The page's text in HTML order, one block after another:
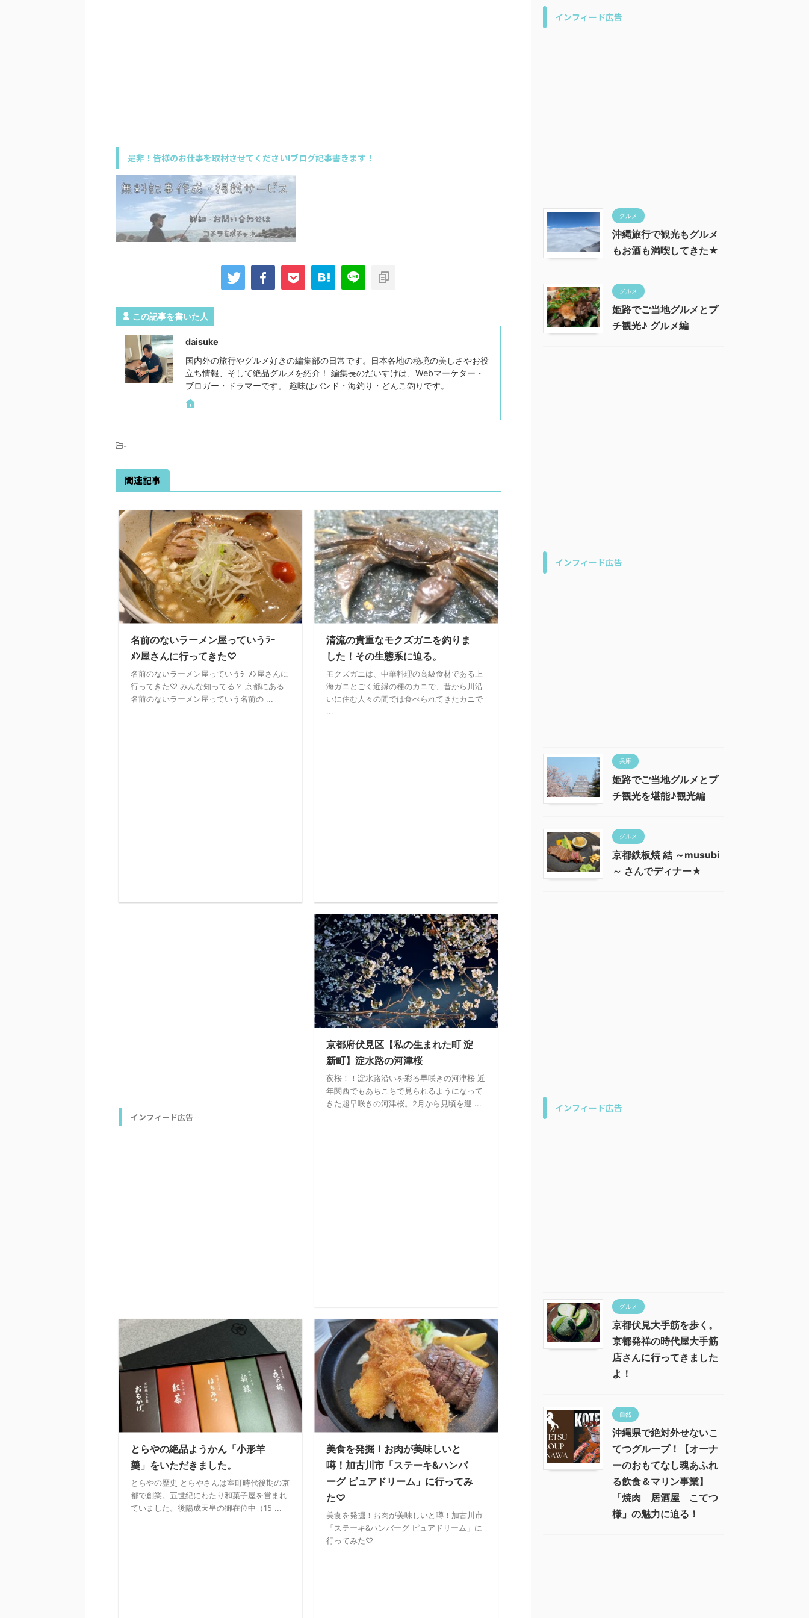
是非！皆様のお仕事を取材させてください!ブログ記事書きます！
この記事を書いた人
daisuke
国内外の旅行やグルメ好きの編集部の日常です。日本各地の秘境の美しさやお役
立ち情報、そして絶品グルメを紹介！ 編集長のだいすけは、Webマーケター・
ブロガー・ドラマーです。 趣味はバンド・海釣り・どんこ釣りです。
-
関連記事
名前のないラーメン屋っていうﾗｰ
ﾒﾝ屋さんに行ってきた♡
名前のないラーメン屋っていうﾗｰﾒﾝ屋さんに
行ってきた♡ みんな知ってる？ 京都にある
名前のないラーメン屋っていう名前の ...
清流の貴重なモクズガニを釣りま
した！その生態系に迫る。
モクズガニは、中華料理の高級食材である上
海ガニとごく近縁の種のカニで、昔から川沿
いに住む人々の間では食べられてきたカニで
...
インフィード広告
京都府伏見区【私の生まれた町 淀
新町】淀水路の河津桜
夜桜！！淀水路沿いを彩る早咲きの河津桜 近
年関西でもあちこちで見られるようになって
きた超早咲きの河津桜。2月から見頃を迎 ...
とらやの絶品ようかん「小形羊
羹」をいただきました。
とらやの歴史 とらやさんは室町時代後期の京
都で創業。五世紀にわたり和菓子屋を営まれ
ていました。後陽成天皇の御在位中（15 ...
美食を発掘！お肉が美味しいと
噂！加古川市「ステーキ&ハンバ
ーグ ピュアドリーム」に行ってみ
た♡
美食を発掘！お肉が美味しいと噂！加古川市
「ステーキ&ハンバーグ ピュアドリーム」に
行ってみた♡
インフィード広告
グルメ
沖縄旅行で観光もグルメ
もお酒も満喫してきた★
グルメ
姫路でご当地グルメとプ
チ観光♪ グルメ編
インフィード広告
兵庫
姫路でご当地グルメとプ
チ観光を堪能♪観光編
グルメ
京都鉄板焼 結 ～musubi
～ さんでディナー★
インフィード広告
グルメ
京都伏見大手筋を歩く。
京都発祥の時代屋大手筋
店さんに行ってきました
よ！
自然
沖縄県で絶対外せないこ
てつグループ！【オーナ
ーのおもてなし魂あふれ
る飲食＆マリン事業】
「焼肉 居酒屋 こてつ
様」の魅力に迫る！